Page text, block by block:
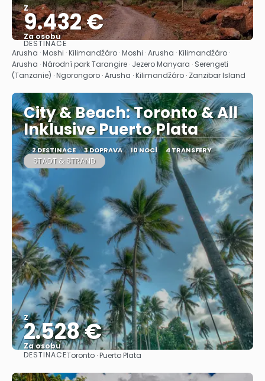
Z
9.432 €
Za osobu
Zobrazit
DESTINACE
Arusha · Moshi · Kilimandžáro · Moshi · Arusha · Kilimandžáro ·
Arusha · Národní park Tarangire · Jezero Manyara · Serengeti
(Tanzanie) · Ngorongoro · Arusha · Kilimandžáro · Zanzibar Island
City & Beach: Toronto & All
Inklusive Puerto Plata
2 DESTINACE 3 DOPRAVA 10 NOCÍ 4 TRANSFERY
STADT & STRAND
Z
2.528 €
Za osobu
Zobrazit
DESTINACEToronto · Puerto Plata